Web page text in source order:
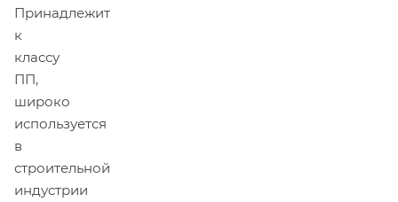
Принадлежит
к
классу
ПП,
широко
используется
в
строительной
индустрии